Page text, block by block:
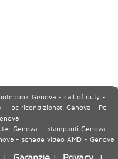
Genova - call of duty -
- pc ricondizionati Genova - Pc
Genova - stampanti Genova -
- schede video AMD - Genova